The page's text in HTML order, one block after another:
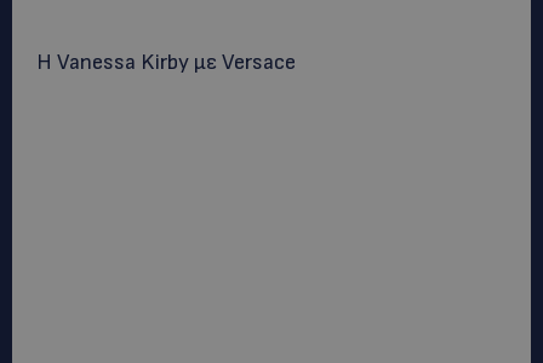
H Vanessa Kirby με Versace